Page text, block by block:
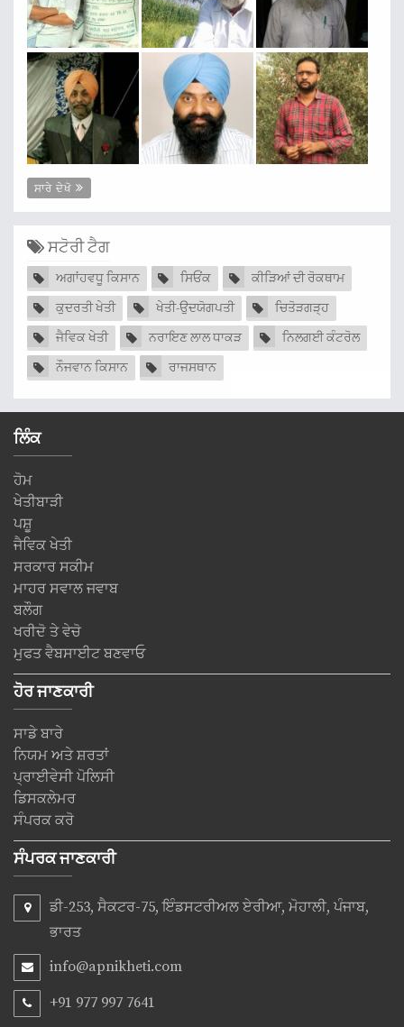
ਸਾਰੇ ਦੇਖੋ
ਸਟੋਰੀ ਟੈਗ
ਅਗਾਂਹਵਧੂ ਕਿਸਾਨ ਸਿਓਂਕ
ਕੀੜਿਆਂ ਦੀ ਰੋਕਥਾਮ
ਕੁਦਰਤੀ ਖੇਤੀ
ਖੇਤੀ-ਉਦਯੋਗਪਤੀ
ਚਿਤੋੜਗੜ੍ਹ
ਜੈਵਿਕ ਖੇਤੀ
ਨਰਾਇਣ ਲਾਲ ਧਾਕੜ
ਨਿਲਗਈ ਕੰਟਰੋਲ
ਨੌਜਵਾਨ ਕਿਸਾਨ
ਰਾਜਸਥਾਨ
ਲਿੰਕ
ਹੋਮ
ਖੇਤੀਬਾੜੀ
ਪਸ਼ੂ
ਜੈਵਿਕ ਖੇਤੀ
ਸਰਕਾਰ ਸਕੀਮ
ਮਾਹਰ ਸਵਾਲ ਜਵਾਬ
ਬਲੌਗ
ਖਰੀਦੋ ਤੇ ਵੇਚੋ
ਮੁਫਤ ਵੈਬਸਾਈਟ ਬਣਵਾਓ
ਹੋਰ ਜਾਣਕਾਰੀ
ਸਾਡੇ ਬਾਰੇ
ਨਿਯਮ ਅਤੇ ਸ਼ਰਤਾਂ
ਪ੍ਰਾਈਵੇਸੀ ਪੋਲਿਸੀ
ਡਿਸਕਲੇਮਰ
ਸੰਪਰਕ ਕਰੋ
ਸੰਪਰਕ ਜਾਣਕਾਰੀ
ਡੀ-253, ਸੈਕਟਰ-75, ਇੰਡਸਟਰੀਅਲ ਏਰੀਆ, ਮੋਹਾਲੀ, ਪੰਜਾਬ,
ਭਾਰਤ
info@apnikheti.com
+91 977 997 7641